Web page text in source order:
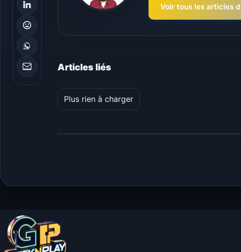
Voir tous les articles
Articles liés
Plus rien à charger